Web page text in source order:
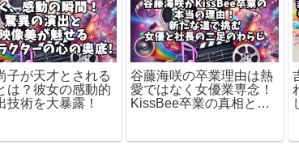
子が天才とされる
は？彼女の感動的
技術を大暴露！
谷藤海咲の卒業理由は熱
愛ではなく女優業専念！
KissBee卒業の真相と